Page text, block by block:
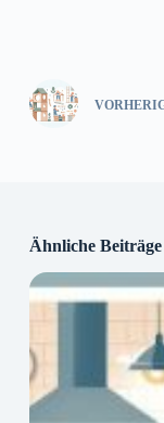
Ähnliche Beiträge